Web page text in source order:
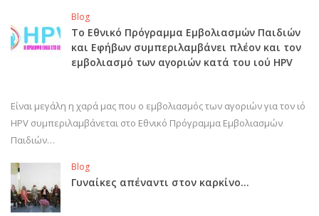
Blog
Το Εθνικό Πρόγραμμα Εμβολιασμών Παιδιών
και Εφήβων συμπεριλαμβάνει πλέον και τον
εμβολιασμό των αγοριών κατά του ιού HPV
Είναι μεγάλη η χαρά μας που ο εμβολιασμός των αγοριών για τον ιό
HPV συμπεριλαμβάνεται στο Εθνικό Πρόγραμμα Εμβολιασμών
Παιδιών…
Blog
Γυναίκες απέναντι στον καρκίνο…